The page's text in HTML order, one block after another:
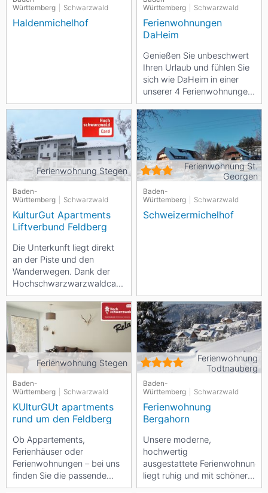
Württemberg
Schwarzwald
Haldenmichelhof
Württemberg
Schwarzwald
Ferienwohnungen
DaHeim
Genießen Sie unbeschwert
Ihren Urlaub und fühlen Sie
sich wie DaHeim in einer
unserer 4 Ferienwohnungen.
Unsere Ferienwohnungen
DaHeim sind...
Ferienwohnung Stegen
Baden-
Württemberg
Schwarzwald
KulturGut Apartments
Liftverbund Feldberg
Die Unterkunft liegt direkt
an der Piste und den
Wanderwegen. Dank der
Hochschwarzwarzwaldcard
sind weitere Erlebnisse
gratis auf Einladung Ihres...
Ferienwohnung St.
Georgen
Baden-
Württemberg
Schwarzwald
Schweizermichelhof
Ferienwohnung Stegen
Baden-
Württemberg
Schwarzwald
KUlturGUt apartments
rund um den Feldberg
Ob Appartements,
Ferienhäuser oder
Ferienwohnungen – bei uns
finden Sie die passende
Unterkunft für Ihren
Ferienwohnung
Todtnauberg
Baden-
Württemberg
Schwarzwald
Ferienwohnung
Bergahorn
Unsere moderne,
hochwertig
ausgestattete Ferienwohnung
liegt ruhig und mit schöner
Aussicht im Winterparadies